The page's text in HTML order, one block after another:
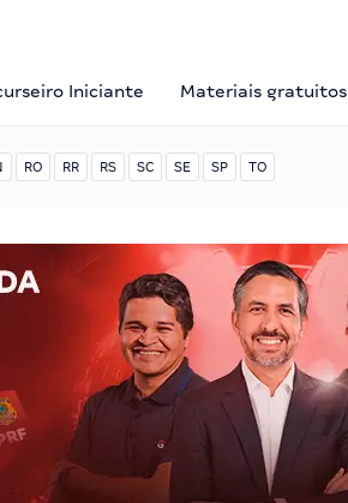
Iniciante Materiais gratuitos
RO RR RS SC SE SP TO